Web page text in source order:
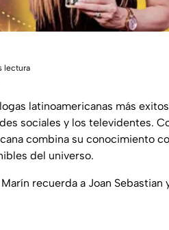
lectura
latinoamericanas más
sociales y los televidentes.
combina su conocimiento
del universo.
recuerda a Joan